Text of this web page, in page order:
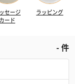
セージ
カード
ラッピング
-件